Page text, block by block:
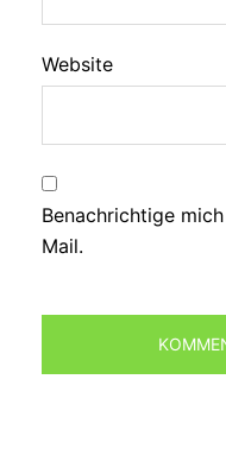
Website
Benachrichtige
Mail.